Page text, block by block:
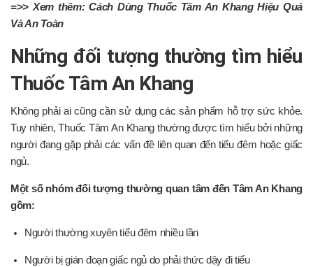
=>> Xem thêm:Cách Dùng Thuốc Tâm An Khang Hiệu Quả
Và An Toàn
Những đối tượng thường tìm hiểu
Thuốc Tâm An Khang
Không phải ai cũng cần sử dụng các sản phẩm hỗ trợ sức khỏe.
Tuy nhiên, Thuốc Tâm An Khang thường được tìm hiểu bởi những
người đang gặp phải các vấn đề liên quan đến tiểu đêm hoặc giấc
ngủ.
Một số nhóm đối tượng thường quan tâm đến Tâm An Khang
gồm:
Người thường xuyên tiểu đêm nhiều lần
Người bị gián đoạn giấc ngủ do phải thức dậy đi tiểu